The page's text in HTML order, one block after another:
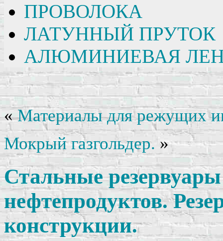
ПРОВОЛОКА
ЛАТУННЫЙ ПРУТОК
АЛЮМИНИЕВАЯ
«Материалы для режущих
Мокрый газгольдер. »
Стальные
нефтепродуктов.
конструкции.